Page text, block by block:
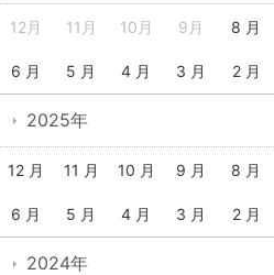
12月 11月 10月 9月 8 月
6 月 5 月 4 月 3 月 2 月
2025年
12 月 11 月 10 月 9 月 8 月
6 月 5 月 4 月 3 月 2 月
2024年